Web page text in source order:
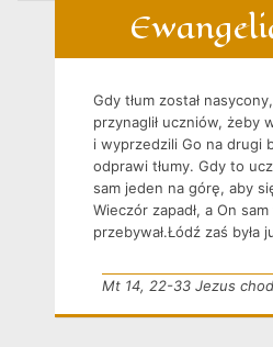
Gdy tłum został
przynaglił uczniów, żeby
i wyprzedzili Go na drugi
odprawi tłumy. Gdy to
sam jeden na górę, aby
Wieczór zapadł, a On sam
przebywał.Łódź zaś była
Mt 14, 22-33 Jezus